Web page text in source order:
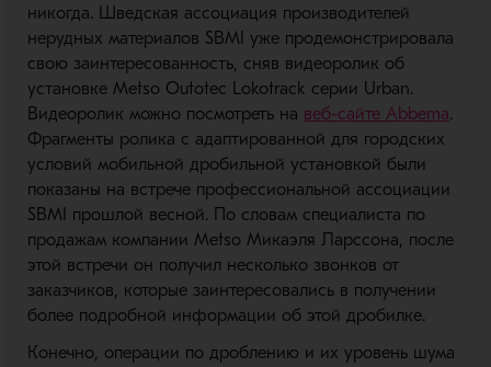
никогда. Шведская ассоциация производителей
нерудных материалов SBMI уже продемонстрировала
свою заинтересованность, сняв видеоролик об
установке Metso Outotec Lokotrack серии Urban.
Видеоролик можно посмотреть на веб-сайте Abbema.
Фрагменты ролика с адаптированной для городских
условий мобильной дробильной установкой были
показаны на встрече профессиональной ассоциации
SBMI прошлой весной. По словам специалиста по
продажам компании Metso Микаэля Ларссона, после
этой встречи он получил несколько звонков от
заказчиков, которые заинтересовались в получении
более подробной информации об этой дробилке.
Конечно, операции по дроблению и их уровень шума